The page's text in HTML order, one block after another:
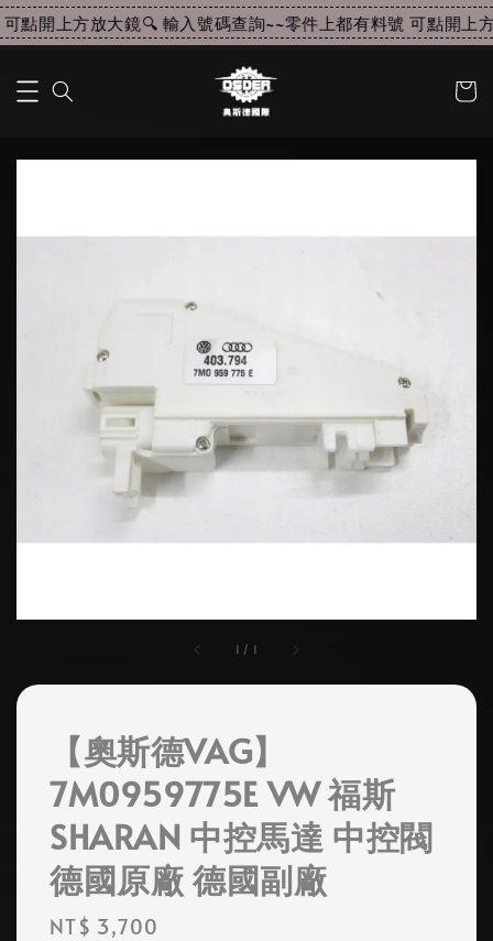
點開上方放大鏡🔍 輸入號碼查詢~~零件上都有料號 可點開上
1 / 1
【奧斯德VAG】
7M0959775E VW 福斯
SHARAN 中控馬達 中控閥
德國原廠 德國副廠
Regular
NT$ 3,700